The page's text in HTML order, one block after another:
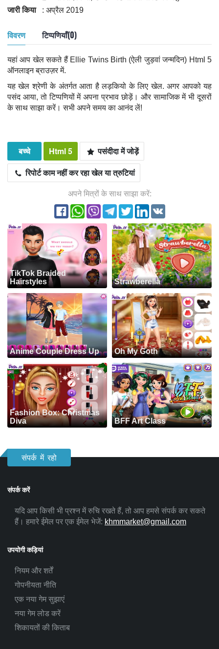
जारी किया
: अप्रैल 2019
विवरण टिप्पणियाँ(0)
यहां आप खेल सकते हैं Ellie Twins Birth (ऐली जुड़वां जन्मदिन) Html 5
ऑनलाइन ब्राउज़र में.
यह खेल श्रेणी के अंतर्गत आता है लड़कियो के लिए खेल. अगर आपको यह
पसंद आया, तो टिप्पणियों में अपना प्रभाव छोड़ें। और सामाजिक में भी दूसरों
के साथ साझा करें। सभी अपने समय का आनंद लें!
बच्चे Html 5
पसंदीदा में जोड़ें
रिपोर्ट काम नहीं कर रहा खेल या त्रुटियां
अपने मित्रों के साथ साझा करें:
TikTok Braided
Hairstyles
Strawberella
Anime Couple Dress Up Oh My Goth
Fashion Box: Christmas
Diva
BFF Art Class
संपर्क में रहो
संपर्क करें
यदि आप किसी भी प्रश्न में रुचि रखते हैं, तो आप हमसे संपर्क कर सकते
हैं। हमारे ईमेल पर एक ईमेल भेजें: khmmarket@gmail.com
उपयोगी कड़ियां
नियम और शर्तें
गोपनीयता नीति
एक नया गेम सुझाएं
नया गेम लोड करें
शिकायतों की किताब